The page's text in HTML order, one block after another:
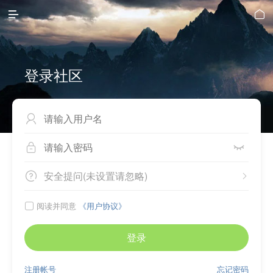
 
登录社区

 
 
安全提问(未设置请忽略)
 阅读并同意 《用户协议》
登录
忘记密码
注册帐号